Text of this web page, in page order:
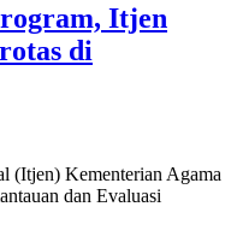
Itjen
di
(Itjen) Kementerian Agama
dan Evaluasi